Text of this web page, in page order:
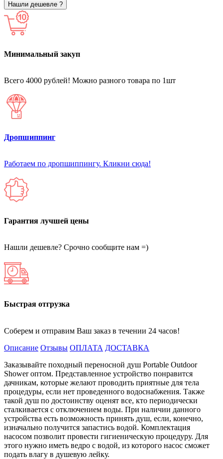
Нашли дешевле ?
Минимальный закуп
Всего 4000 рублей! Можно разного товара по 1шт
Дропшиппинг
Работаем по дропшиппингу. Кликни сюда!
Гарантия лучшей цены
Нашли дешевле? Срочно сообщите нам =)
Быстрая отгрузка
Соберем и отправим Ваш заказ в течении 24 часов!
Описание Отзывы ОПЛАТА ДОСТАВКА
Заказывайте походный переносной душ Portable Outdoor
Shower оптом. Представленное устройство понравится
дачникам, которые желают проводить приятные для тела
процедуры, если нет проведенного водоснабжения. Также
такой душ по достоинству оценят все, кто периодически
сталкивается с отключением воды. При наличии данного
устройства есть возможность принять душ, если, конечно,
изначально получится запастись водой. Комплектация
насосом позволит провести гигиеническую процедуру. Для
этого нужно иметь ведро с водой, из которого насос сможет
подать влагу в душевую лейку.